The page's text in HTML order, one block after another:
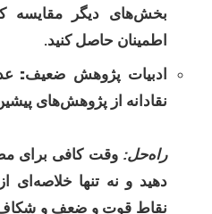
بخش‌های دیگر مقایسه
اطمینان حاصل کنید.
ادبیات پژوهش ضعیف:
نقادانه از پژوهش‌های
راه‌حل: وقت کافی برای
دهید و نه تنها خلاصه‌ای
نقاط قوت و ضعف و